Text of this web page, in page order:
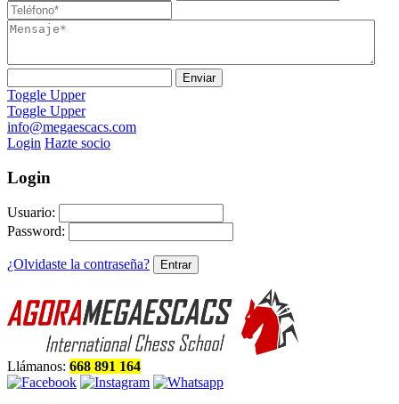
Toggle Upper
Toggle Upper
info@megaescacs.com
Login Hazte socio
Login
Usuario:
Password:
¿Olvidaste la contraseña?
Llámanos: 668 891 164